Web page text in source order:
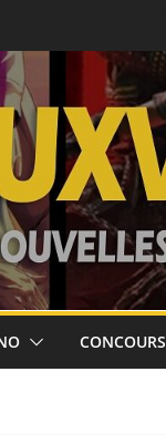
jusqu’au 10
2027
2026!
CONCOURS